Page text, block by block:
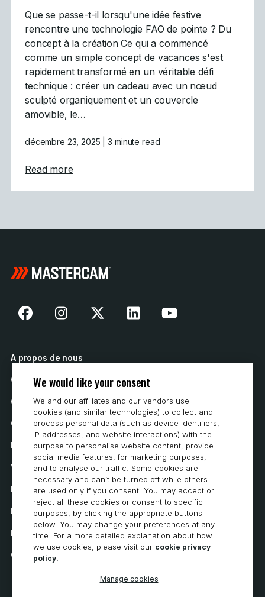
Que se passe-t-il lorsqu'une idée festive
rencontre une technologie FAO de pointe ? Du
concept à la création Ce qui a commencé
comme un simple concept de vacances s'est
rapidement transformé en un véritable défi
technique : créer un cadeau avec un nœud
sculpté organiquement et un couvercle
amovible, le…
décembre 23, 2025 | 3 minute read
Read moreabout Défi des fêtes relevé :
A propos de nous
Contactez nous
Comment acheter
Carrières
Exigences du système
Vie privée
Déclaration de confidentialité
Déclaration d’accessibilité
Politique en matière de cookies
Cookie Preferences
We would like your consent
We and our affiliates and our vendors use
cookies (and similar technologies) to collect and
process personal data (such as device identifiers,
IP addresses, and website interactions) with the
purpose to personalise website content, provide
social media features, for marketing purposes,
and to analyse our traffic. Some cookies are
necessary and can’t be turned off while others
are used only if you consent. You may accept or
reject all these cookies or consent to specific
purposes, by clicking the appropriate buttons
below. You may change your preferences at any
time. For a more detailed explanation about how
we use cookies, please visit our cookie privacy
policy.
Manage cookies